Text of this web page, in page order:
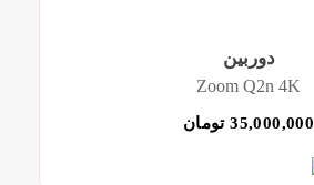
دوربین
Zoom Q2n 4K
35,000,000 تومان